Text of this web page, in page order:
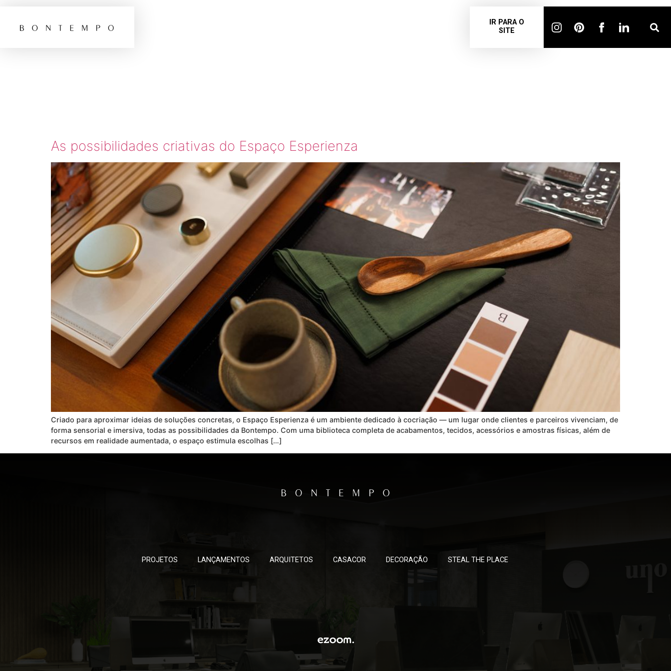
IR PARA O
SITE
As possibilidades criativas do Espaço Esperienza
Criado para aproximar ideias de soluções concretas, o Espaço Esperienza é um ambiente dedicado à cocriação — um lugar onde clientes e parceiros vivenciam, de
forma sensorial e imersiva, todas as possibilidades da Bontempo. Com uma biblioteca completa de acabamentos, tecidos, acessórios e amostras físicas, além de
recursos em realidade aumentada, o espaço estimula escolhas […]
PROJETOS LANÇAMENTOS ARQUITETOS CASACOR DECORAÇÃO STEAL THE PLACE